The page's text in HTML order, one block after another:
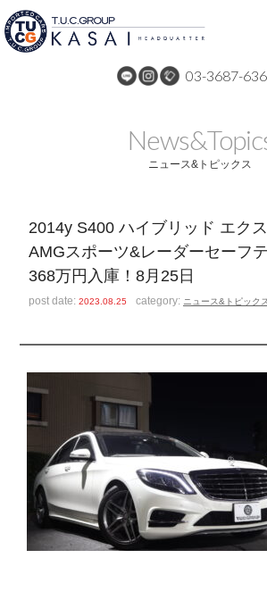
03-3687-
全国納車
注文販売
お問い合わせ
スタッフblog
ホーム
ニュース&トピックス
2014y S400 ハイブリッド エク
AMGスポーツ&レーダーセーフ
368万円入庫！8月25日
post date:2023.08.25 category: ニュース&トピックス